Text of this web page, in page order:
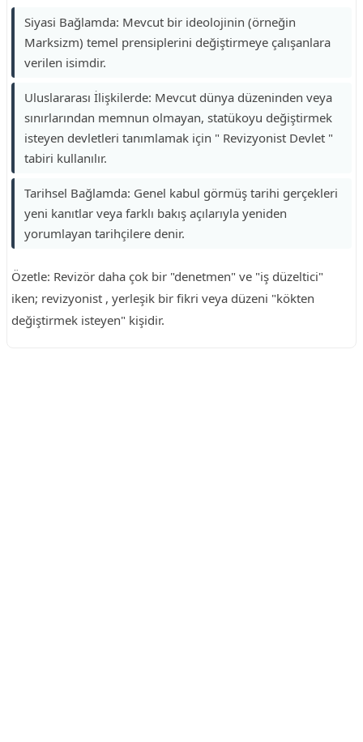
Siyasi Bağlamda: Mevcut bir ideolojinin (örneğin
Marksizm) temel prensiplerini değiştirmeye çalışanlara
verilen isimdir.
Uluslararası İlişkilerde: Mevcut dünya düzeninden veya
sınırlarından memnun olmayan, statükoyu değiştirmek
isteyen devletleri tanımlamak için " Revizyonist Devlet "
tabiri kullanılır.
Tarihsel Bağlamda: Genel kabul görmüş tarihi gerçekleri
yeni kanıtlar veya farklı bakış açılarıyla yeniden
yorumlayan tarihçilere denir.
Özetle: Revizör daha çok bir "denetmen" ve "iş düzeltici"
iken; revizyonist , yerleşik bir fikri veya düzeni "kökten
değiştirmek isteyen" kişidir.